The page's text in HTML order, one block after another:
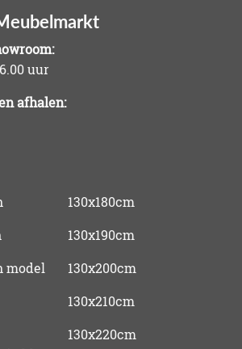
uur
afhalen:
model
130x180cm
130x190cm
130x200cm
130x210cm
130x220cm